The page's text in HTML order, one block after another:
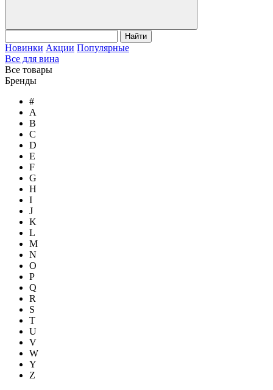
Найти
Новинки Акции Популярные
Все для вина
Все товары
Бренды
#
A
B
C
D
E
F
G
H
I
J
K
L
M
N
O
P
Q
R
S
T
U
V
W
Y
Z